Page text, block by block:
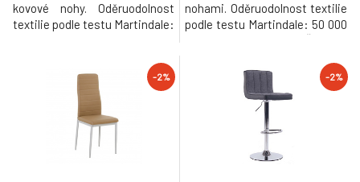
kovové nohy. Oděruodolnost
textilie podle testu Martindale:
sedu: 39 cm Nosnost: 90 kg
Hmotnost: 3.75kg
nohami. Oděruodolnost textilie
podle testu Martindale: 50 000
cm Nosnost: 110 kg Dodávané
v demontu. Hmotnost: 4.8kg
-2% -2%